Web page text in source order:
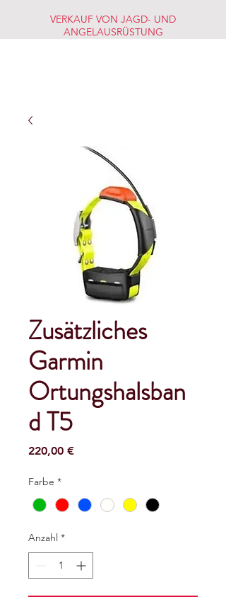
VERKAUF VON JAGD- UND
ANGELAUSRÜSTUNG
Zusätzliches
Garmin
Ortungshalsban
d T5
220,00 €Preis
Farbe *
Anzahl *